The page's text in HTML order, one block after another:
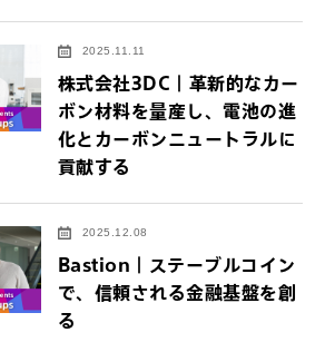
2025.11.11
株式会社3DC｜革新的なカー
ボン材料を量産し、電池の進
化とカーボンニュートラルに
貢献する
2025.12.08
Bastion｜ステーブルコイン
で、信頼される金融基盤を創
る